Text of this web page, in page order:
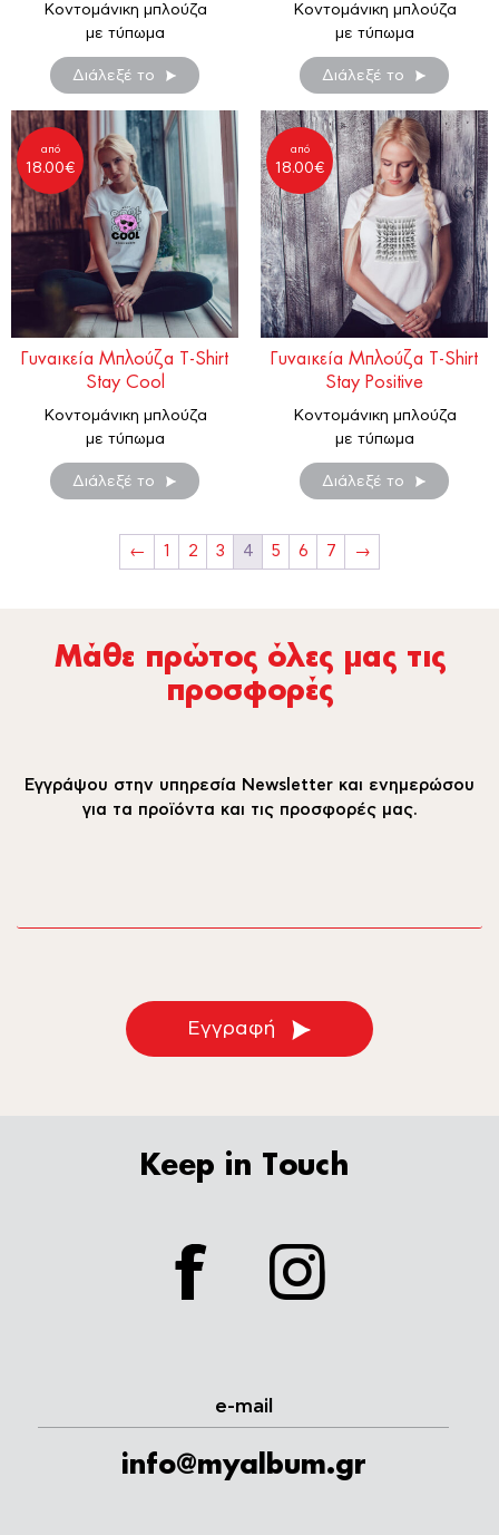
Κοντομάνικη μπλούζα
με τύπωμα
Διάλεξέ το
Κοντομάνικη μπλούζα
με τύπωμα
Διάλεξέ το
από
18.00€
Γυναικεία Μπλούζα T-Shirt
Stay Cool
Κοντομάνικη μπλούζα
με τύπωμα
Διάλεξέ το
από
18.00€
Γυναικεία Μπλούζα T-Shirt
Stay Positive
Κοντομάνικη μπλούζα
με τύπωμα
Διάλεξέ το
← 1 2 3 4 5 6 7 →
Μάθε πρώτος όλες µας τις
προσφορές
Εγγράψου στην υπηρεσία Newsletter και ενημερώσου
για τα προϊόντα και τις προσφορές μας.
Εγγραφή
Keep in Touch
facebook
e-mail
info@myalbum.gr